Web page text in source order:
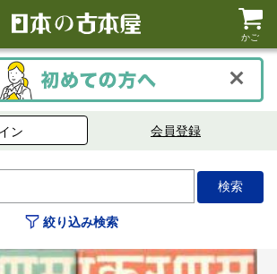
かご
ン 会員登録
絞り込み検索